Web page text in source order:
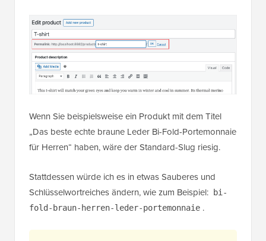
Wenn Sie beispielsweise ein Produkt mit dem Titel
„Das beste echte braune Leder Bi-Fold-Portemonnaie
für Herren“ haben, wäre der Standard-Slug riesig.
Stattdessen würde ich es in etwas Sauberes und
Schlüsselwortreiches ändern, wie zum Beispiel:
bi-
fold-braun-herren-leder-portemonnaie .